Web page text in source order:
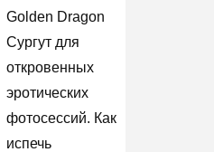
Golden Dragon
Сургут для
откровенных
эротических
фотосессий. Как
испечь